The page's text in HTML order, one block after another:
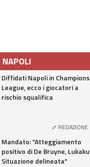
NAPOLI
Diffidati Napoli in Champions
League, ecco i giocatori a
rischio squalifica
REDAZIONE
Mandato: "Atteggiamento
positivo di De Bruyne,
Situazione delineata"